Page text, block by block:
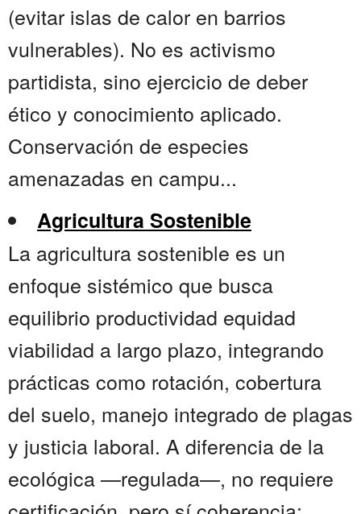
(evitar islas de calor en barrios
vulnerables). No es activismo
partidista, sino ejercicio de deber
ético y conocimiento aplicado.
Conservación de especies
amenazadas en campu...
Agricultura Sostenible
La agricultura sostenible es un
enfoque sistémico que busca
equilibrio productividad equidad
viabilidad a largo plazo, integrando
prácticas como rotación, cobertura
del suelo, manejo integrado de plagas
y justicia laboral. A diferencia de la
ecológica —regulada—, no requiere